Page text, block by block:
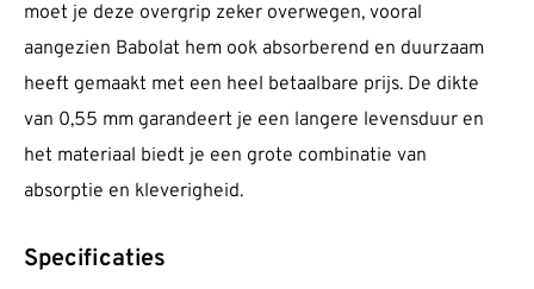
moet je deze overgrip zeker overwegen, vooral
aangezien Babolat hem ook absorberend en duurzaam
heeft gemaakt met een heel betaalbare prijs. De dikte
van 0,55 mm garandeert je een langere levensduur en
het materiaal biedt je een grote combinatie van
absorptie en kleverigheid.
Specificaties